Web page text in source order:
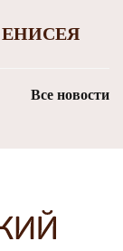
Все новости